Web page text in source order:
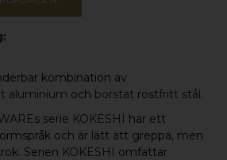
kombination av
aluminium och borstat rostfritt stål.
s serie KOKESHI har ett
och är lätt att greppa, men
Serien KOKESHI omfattar